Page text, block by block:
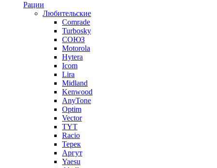
Рации
Любительские
Comrade
Turbosky
СОЮЗ
Motorola
Hytera
Icom
Lira
Midland
Kenwood
AnyTone
Optim
Vector
TYT
Racio
Терек
Аргут
Yaesu